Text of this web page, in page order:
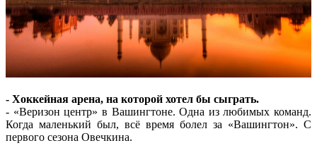
- Хоккейная арена, на которой хотел бы сыграть.
- «Веризон центр» в Вашингтоне. Одна из любимых команд.
Когда маленький был, всё время болел за «Вашингтон». С
первого сезона Овечкина.